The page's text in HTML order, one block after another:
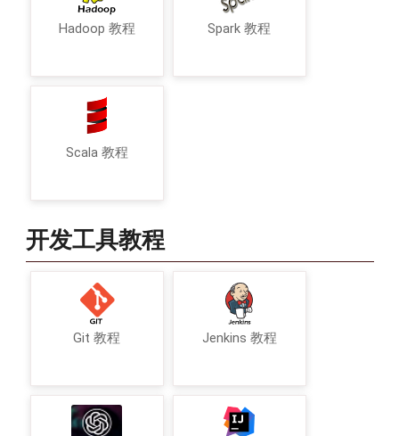
Hadoop 教程 Spark 教程
Scala 教程
开发工具教程
Git 教程 Jenkins 教程